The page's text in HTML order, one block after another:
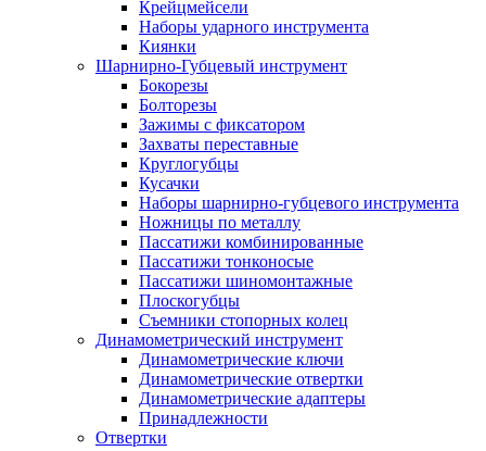
Крейцмейсели
Наборы ударного инструмента
Киянки
Шарнирно-Губцевый инструмент
Бокорезы
Болторезы
Зажимы с фиксатором
Захваты переставные
Круглогубцы
Кусачки
Наборы шарнирно-губцевого инструмента
Ножницы по металлу
Пассатижи комбинированные
Пассатижи тонконосые
Пассатижи шиномонтажные
Плоскогубцы
Съемники стопорных колец
Динамометрический инструмент
Динамометрические ключи
Динамометрические отвертки
Динамометрические адаптеры
Принадлежности
Отвертки